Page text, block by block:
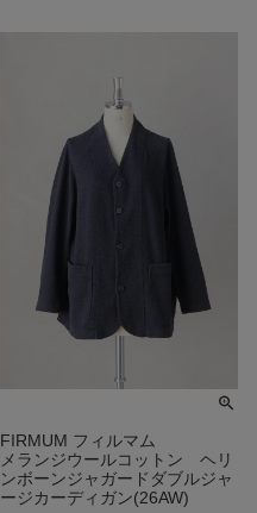
FIRMUM フィルマム
メランジウールコットン ヘリ
ンボーンジャガードダブルジャ
ージカーディガン(26AW)